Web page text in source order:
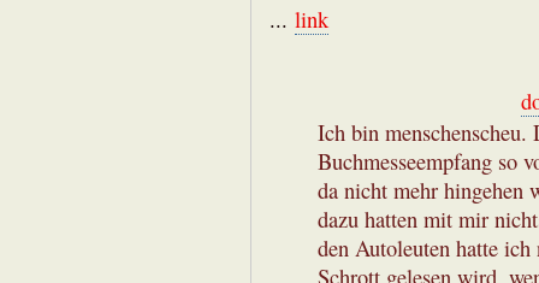
... link
Ich bin menschenscheu.
Buchmesseempfang so
da nicht mehr hingehen
dazu hatten mit mir
den Autoleuten hatte